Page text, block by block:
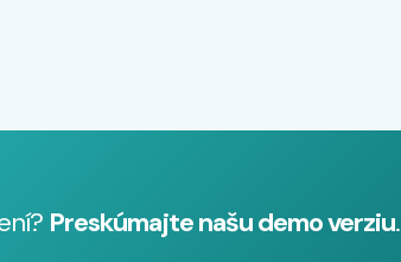
Preskúmajte našu demo verziu.